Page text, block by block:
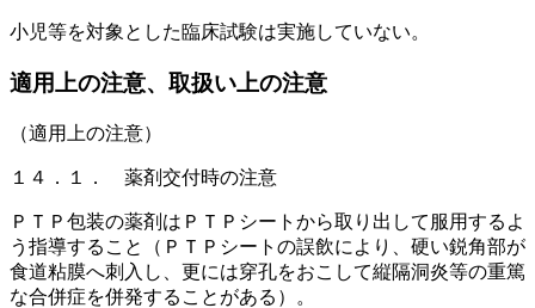
小児等を対象とした臨床試験は実施していない。
適用上の注意、取扱い上の注意
（適用上の注意）
１４．１． 薬剤交付時の注意
ＰＴＰ包装の薬剤はＰＴＰシートから取り出して服用するよ
う指導すること（ＰＴＰシートの誤飲により、硬い鋭角部が
食道粘膜へ刺入し、更には穿孔をおこして縦隔洞炎等の重篤
な合併症を併発することがある）。